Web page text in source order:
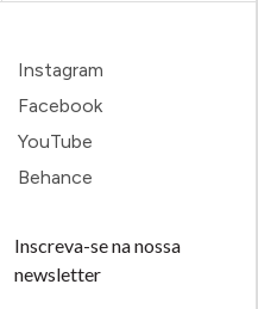
Instagram
Facebook
YouTube
Behance
Inscreva-se na nossa
newsletter